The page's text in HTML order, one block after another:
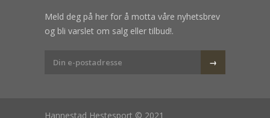
Meld deg på her for å motta våre nyhetsbrev
og bli varslet om salg eller tilbud!.
Hannestad Hestesport © 2021